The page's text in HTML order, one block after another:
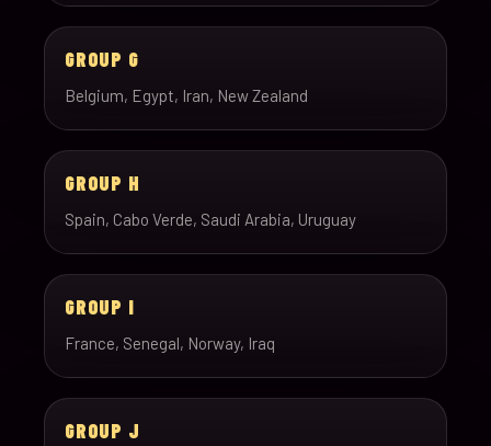
GROUP G
Belgium, Egypt, Iran, New Zealand
GROUP H
Spain, Cabo Verde, Saudi Arabia, Uruguay
GROUP I
France, Senegal, Norway, Iraq
GROUP J